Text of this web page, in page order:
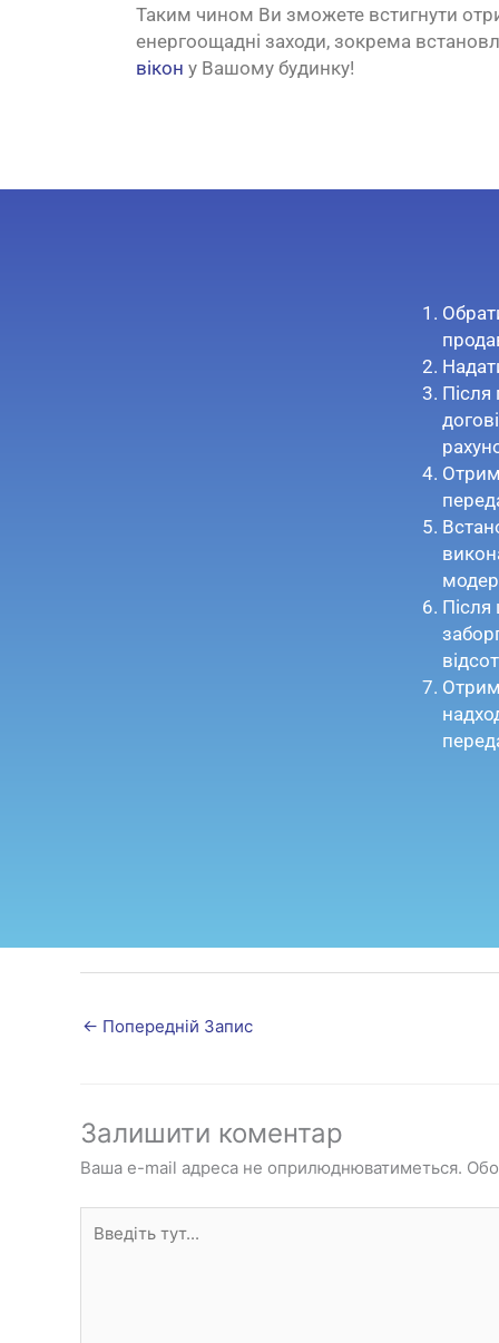
Таким чином Ви зможете встигнути
енергоощадні заходи, зокрема
вікон у Вашому будинку!
← Попередній Запис
Залишити коментар
Ваша e-mail адреса не оприлюднюватиметься.
тут...